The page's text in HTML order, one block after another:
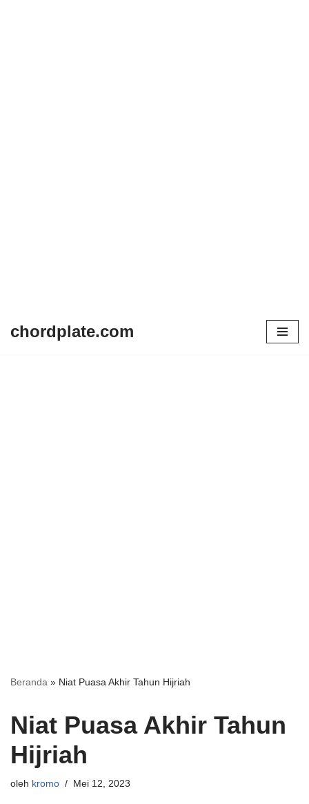
chordplate.com
Beranda » Niat Puasa Akhir Tahun Hijriah
Niat Puasa Akhir Tahun
Hijriah
oleh kromo Mei 12, 2023